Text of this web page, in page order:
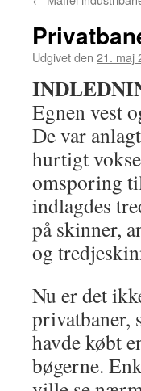
Udgivet den 21. maj
Egnen vest
De var
hurtigt
omsporing
indlagdes
på skinner,
og
Nu er det
privatbaner,
havde købt
bøgerne.